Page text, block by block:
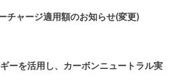
ャージ適用額のお知らせ(変更)
ーを活用し、カーボンニュートラル実